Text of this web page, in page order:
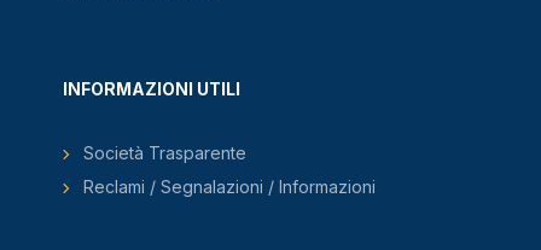
INFORMAZIONI UTILI
Società Trasparente
Reclami / Segnalazioni / Informazioni